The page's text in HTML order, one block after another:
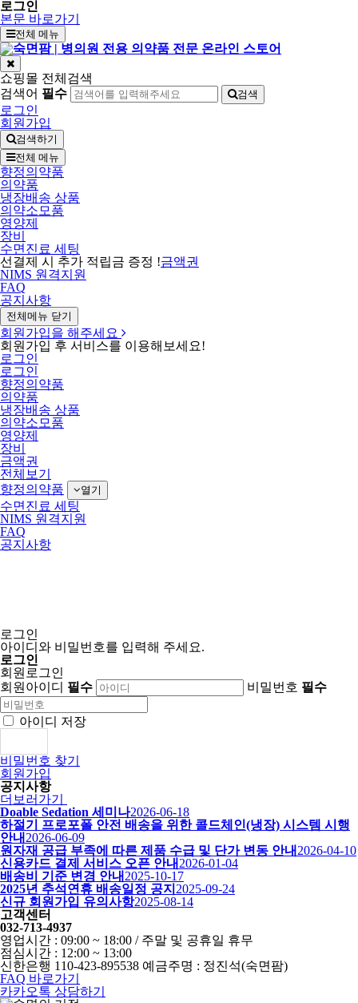
로그인
본문 바로가기
전체 메뉴
쇼핑몰 전체검색
검색어 필수 검색
로그인
회원가입
검색하기
전체 메뉴
향정의약품
의약품
냉장배송 상품
의약소모품
영양제
장비
수면진료 세팅
선결제 시 추가 적립금 증정 !금액권
NIMS 원격지원
FAQ
공지사항
전체메뉴 닫기
회원가입을 해주세요
회원가입 후 서비스를 이용해보세요!
로그인
로그인
향정의약품
의약품
냉장배송 상품
의약소모품
영양제
장비
금액권
전체보기
향정의약품
열기
수면진료 세팅
NIMS 원격지원
FAQ
공지사항
로그인
아이디와 비밀번호를 입력해 주세요.
로그인
회원로그인
회원아이디 필수 비밀번호 필수
아이디 저장
비밀번호 찾기
회원가입
공지사항
더보러가기
Doable Sedation 세미나2026-06-18
하절기 프로포폴 안전 배송을 위한 콜드체인(냉장) 시스템 시행
안내 2026-06-09
원자재 공급 부족에 따른 제품 수급 및 단가 변동 안내 2026-04-10
신용카드 결제 서비스 오픈 안내 2026-01-04
배송비 기준 변경 안내 2025-10-17
2025년 추석연휴 배송일정 공지 2025-09-24
신규 회원가입 유의사항2025-08-14
고객센터
032-713-4937
영업시간 : 09:00 ~ 18:00 / 주말 및 공휴일 휴무
점심시간 : 12:00 ~ 13:00
신한은행 110-423-895538 예금주명 : 정진석(숙면팜)
FAQ 바로가기
카카오톡 상담하기